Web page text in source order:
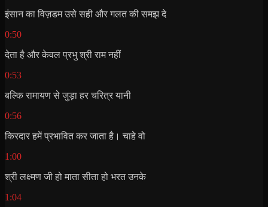
इंसान का विज़डम उसे सही और गलत की समझ दे
0:50
देता है और केवल प्रभु श्री राम नहीं
0:53
बल्कि रामायण से जुड़ा हर चरित्र यानी
0:56
किरदार हमें प्रभावित कर जाता है। चाहे वो
1:00
श्री लक्ष्मण जी हो माता सीता हो भरत उनके
1:04